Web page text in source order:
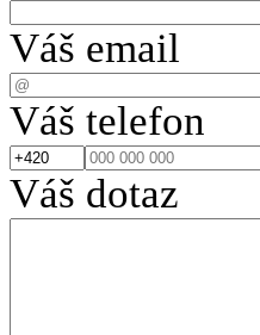
Váš email
Váš telefon
Váš dotaz